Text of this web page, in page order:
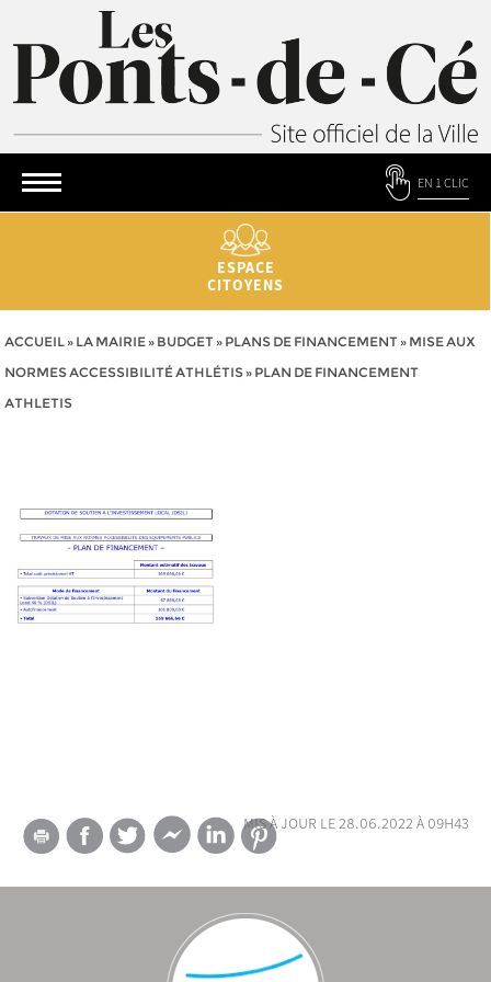
EN 1 CLIC
ESPACE
CITOYENS
ACCUEIL» LA MAIRIE» BUDGET» PLANS DE FINANCEMENT» MISE AUX
NORMES ACCESSIBILITÉ ATHLÉTIS» PLAN DE FINANCEMENT
ATHLETIS
mis à jour le 28.06.2022 à 09h43